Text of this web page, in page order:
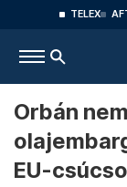
TELEX
Orbán
EU-